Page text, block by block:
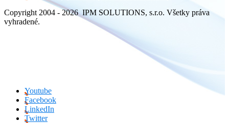
Copyright 2004 - 2026 IPM SOLUTIONS, s.r.o. Všetky práva
vyhradené.
Youtube
Facebook
LinkedIn
Twitter